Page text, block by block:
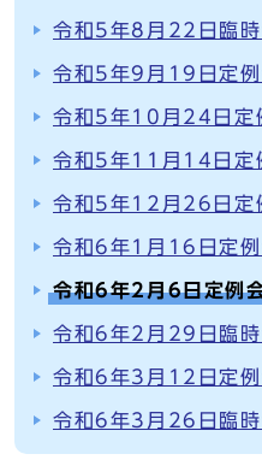
令和5年8月22日臨時
令和5年9月19日定例
令和5年10月24日定
令和5年11月14日定
令和5年12月26日定
令和6年1月16日定例
令和6年2月6日定例
令和6年2月29日臨時
令和6年3月12日定例
令和6年3月26日臨時